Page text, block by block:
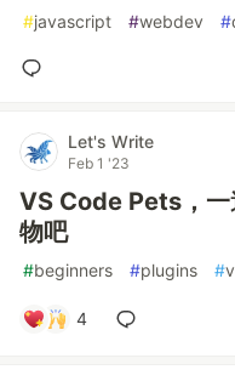
#javascript #webdev #
Let's Write
Feb 1 '23
VS Code Pets，一
物吧
#beginners #plugins #
4